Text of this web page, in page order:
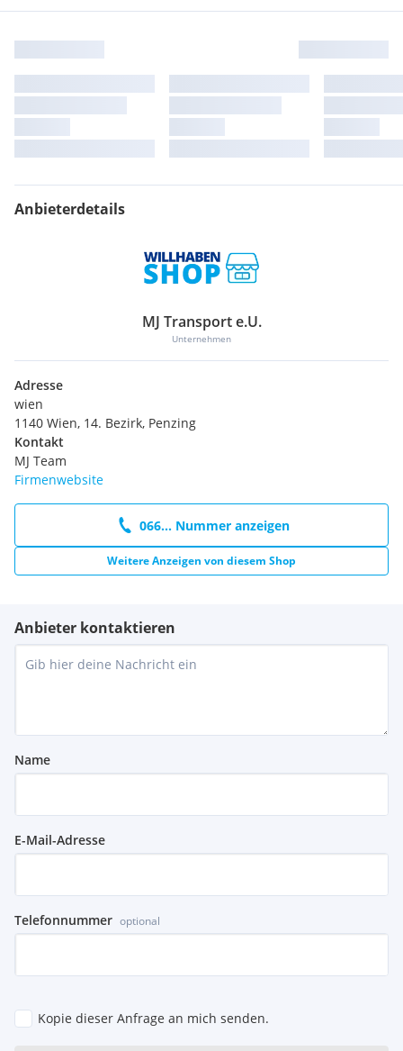
Anbieterdetails
MJ Transport e.U.
Unternehmen
Adresse
wien
1140 Wien, 14. Bezirk, Penzing
Kontakt
MJ Team
Firmenwebsite
066... Nummer anzeigen
Weitere Anzeigen von diesem Shop
Anbieter kontaktieren
Name
E-Mail-Adresse
Telefonnummer optional
Kopie dieser Anfrage an mich senden.